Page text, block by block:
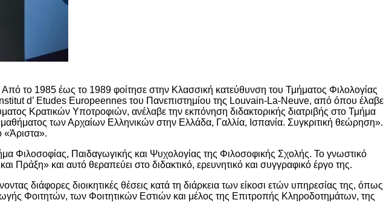
το 1985 έως το 1989 φοίτησε στην Κλασσική κατεύθυνση του Τμήματος Φιλολογίας
d’ Etudes Europeennes του Πανεπιστημίου της Louvain-La-Neuve, από όπου έλαβε
Κρατικών Υποτροφιών, ανέλαβε την εκπόνηση διδακτορικής διατριβής στο Τμήμα
των Αρχαίων Ελληνικών στην Ελλάδα, Γαλλία, Ισπανία. Συγκριτική θεώρηση».
«Άριστα».
Φιλοσοφίας, Παιδαγωγικής και Ψυχολογίας της Φιλοσοφικής Σχολής. Το γνωστικό
Πράξη» και αυτό θεραπεύει στο διδακτικό, ερευνητικό και συγγραφικό έργο της.
διάφορες διοικητικές θέσεις κατά τη διάρκεια των είκοσι ετών υπηρεσίας της, όπως
Φοιτητών, των Φοιτητικών Εστιών και μέλος της Επιτροπής Κληροδοτημάτων, της